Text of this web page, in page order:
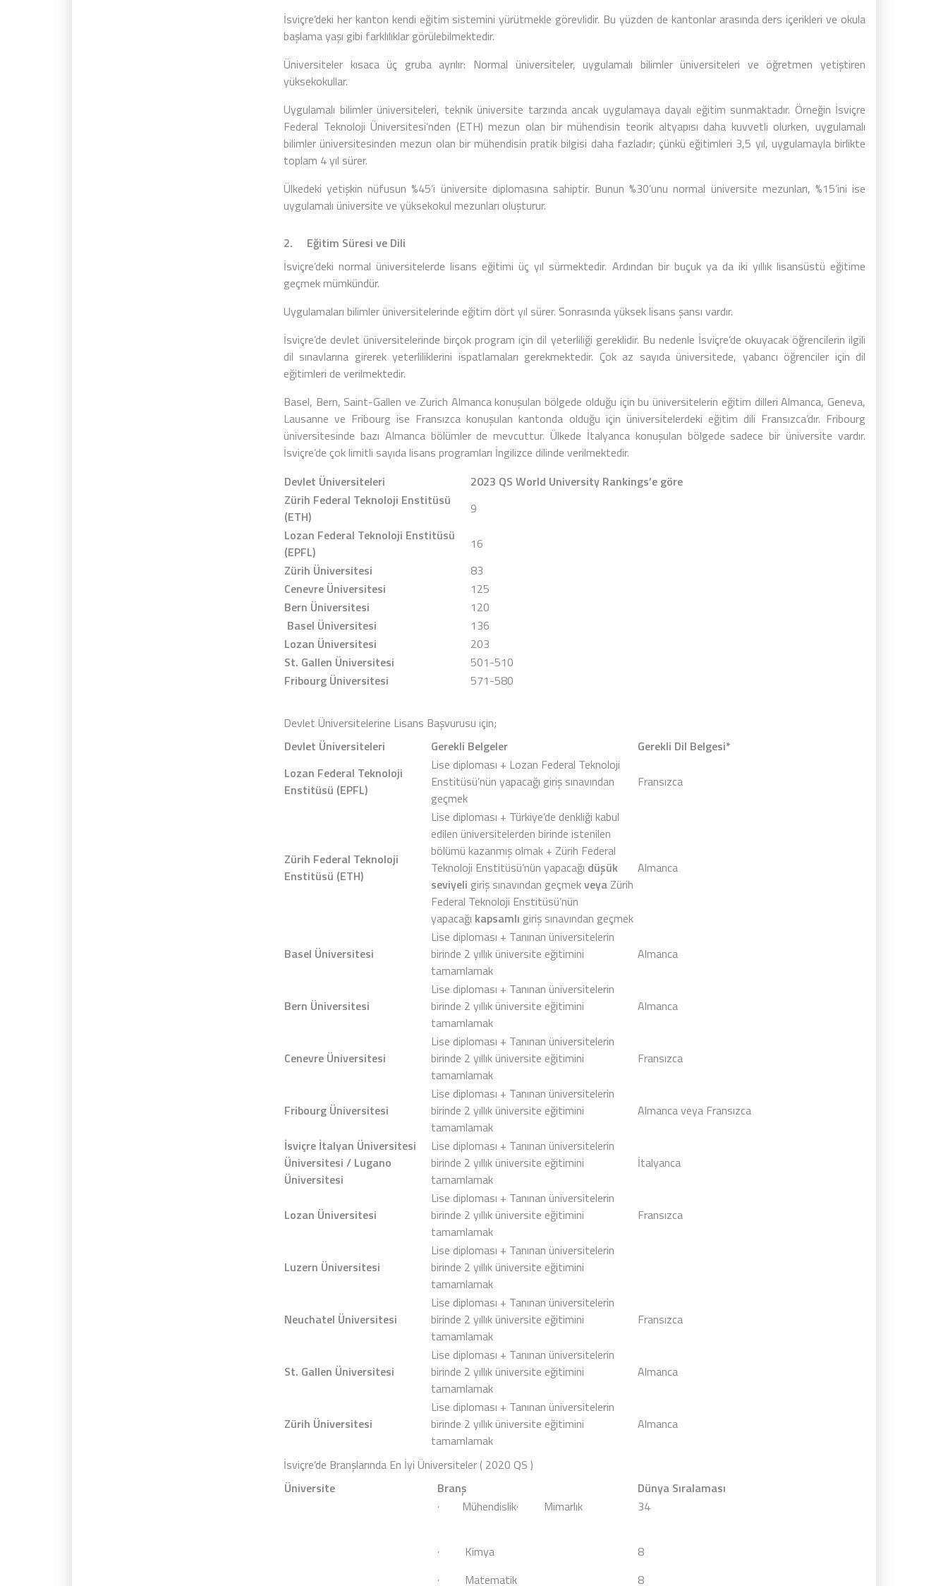
İsviçre’deki her kanton kendi eğitim sistemini yürütmekle görevlidir. Bu yüzden de kantonlar arasında ders içerikleri ve okula
başlama yaşı gibi farklılıklar görülebilmektedir.
Üniversiteler kısaca üç gruba ayrılır: Normal üniversiteler, uygulamalı bilimler üniversiteleri ve öğretmen yetiştiren
yüksekokullar.
Uygulamalı bilimler üniversiteleri, teknik üniversite tarzında ancak uygulamaya dayalı eğitim sunmaktadır. Örneğin İsviçre
Federal Teknoloji Üniversitesi’nden (ETH) mezun olan bir mühendisin teorik altyapısı daha kuvvetli olurken, uygulamalı
bilimler üniversitesinden mezun olan bir mühendisin pratik bilgisi daha fazladır; çünkü eğitimleri 3,5 yıl, uygulamayla birlikte
toplam 4 yıl sürer.
Ülkedeki yetişkin nüfusun %45’i üniversite diplomasına sahiptir. Bunun %30’unu normal üniversite mezunları, %15’ini ise
uygulamalı üniversite ve yüksekokul mezunları oluşturur.
2. Eğitim Süresi ve Dili
İsviçre’deki normal üniversitelerde lisans eğitimi üç yıl sürmektedir. Ardından bir buçuk ya da iki yıllık lisansüstü eğitime
geçmek mümkündür.
Uygulamaları bilimler üniversitelerinde eğitim dört yıl sürer. Sonrasında yüksek lisans şansı vardır.
İsviçre’de devlet üniversitelerinde birçok program için dil yeterliliği gereklidir. Bu nedenle İsviçre’de okuyacak öğrencilerin ilgili
dil sınavlarına girerek yeterliliklerini ispatlamaları gerekmektedir. Çok az sayıda üniversitede, yabancı öğrenciler için dil
eğitimleri de verilmektedir.
Basel, Bern, Saint-Gallen ve Zurich Almanca konuşulan bölgede olduğu için bu üniversitelerin eğitim dilleri Almanca, Geneva,
Lausanne ve Fribourg ise Fransızca konuşulan kantonda olduğu için üniversitelerdeki eğitim dili Fransızca’dır. Fribourg
üniversitesinde bazı Almanca bölümler de mevcuttur. Ülkede İtalyanca konuşulan bölgede sadece bir üniversite vardır.
İsviçre’de çok limitli sayıda lisans programları İngilizce dilinde verilmektedir.
Devlet Üniversiteleri
2023 QS World University Rankings’e göre
Zürih Federal Teknoloji Enstitüsü
(ETH)
9
Lozan Federal Teknoloji Enstitüsü
(EPFL)
16
Zürih Üniversitesi
83
Cenevre Üniversitesi
125
Bern Üniversitesi
120
Basel Üniversitesi
136
Lozan Üniversitesi
203
St. Gallen Üniversitesi
501-510
Fribourg Üniversitesi
571-580
Devlet Üniversitelerine Lisans Başvurusu için;
Devlet Üniversiteleri
Gerekli Belgeler
Gerekli Dil Belgesi*
Lozan Federal Teknoloji
Enstitüsü (EPFL)
Lise diploması + Lozan Federal Teknoloji
Enstitüsü’nün yapacağı giriş sınavından
geçmek
Fransızca
Zürih Federal Teknoloji
Enstitüsü (ETH)
Lise diploması + Türkiye’de denkliği kabul
edilen üniversitelerden birinde istenilen
bölümü kazanmış olmak + Zürih Federal
Teknoloji Enstitüsü’nün yapacağı düşük
seviyeli giriş sınavından geçmekveyaZürih
Federal Teknoloji Enstitüsü’nün
yapacağı kapsamlı giriş sınavından geçmek
Almanca
Basel Üniversitesi
Lise diploması + Tanınan üniversitelerin
birinde 2 yıllık üniversite eğitimini
tamamlamak
Almanca
Bern Üniversitesi
Lise diploması + Tanınan üniversitelerin
birinde 2 yıllık üniversite eğitimini
tamamlamak
Almanca
Cenevre Üniversitesi
Lise diploması + Tanınan üniversitelerin
birinde 2 yıllık üniversite eğitimini
tamamlamak
Fransızca
Fribourg Üniversitesi
Lise diploması + Tanınan üniversitelerin
birinde 2 yıllık üniversite eğitimini
tamamlamak
Almanca veya Fransızca
İsviçre İtalyan Üniversitesi
Üniversitesi / Lugano
Üniversitesi
Lise diploması + Tanınan üniversitelerin
birinde 2 yıllık üniversite eğitimini
tamamlamak
İtalyanca
Lozan Üniversitesi
Lise diploması + Tanınan üniversitelerin
birinde 2 yıllık üniversite eğitimini
tamamlamak
Fransızca
Luzern Üniversitesi
Lise diploması + Tanınan üniversitelerin
birinde 2 yıllık üniversite eğitimini
tamamlamak
Neuchatel Üniversitesi
Lise diploması + Tanınan üniversitelerin
birinde 2 yıllık üniversite eğitimini
tamamlamak
Fransızca
St. Gallen Üniversitesi
Lise diploması + Tanınan üniversitelerin
birinde 2 yıllık üniversite eğitimini
tamamlamak
Almanca
Zürih Üniversitesi
Lise diploması + Tanınan üniversitelerin
birinde 2 yıllık üniversite eğitimini
tamamlamak
Almanca
İsviçre’de Branşlarında En İyi Üniversiteler ( 2020 QS )
Üniversite
Branş
Dünya Sıralaması
· Mühendislik· Mimarlık
· Kimya
· Matematik
34
8
8